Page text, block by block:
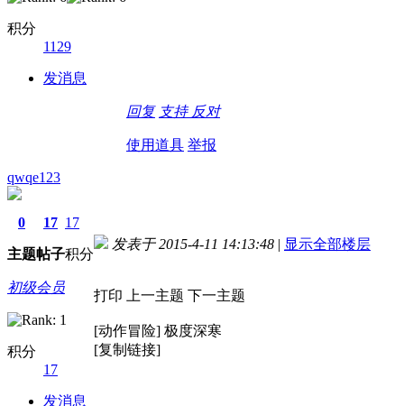
积分
1129
发消息
回复 支持 反对
使用道具 举报
qwqe123
0
主题
17
帖子
17
积分
初级会员
积分
17
发消息
发表于 2015-4-11 14:13:48 | 显示全部楼层
打印 上一主题 下一主题
[动作冒险] 极度深寒
[复制链接]